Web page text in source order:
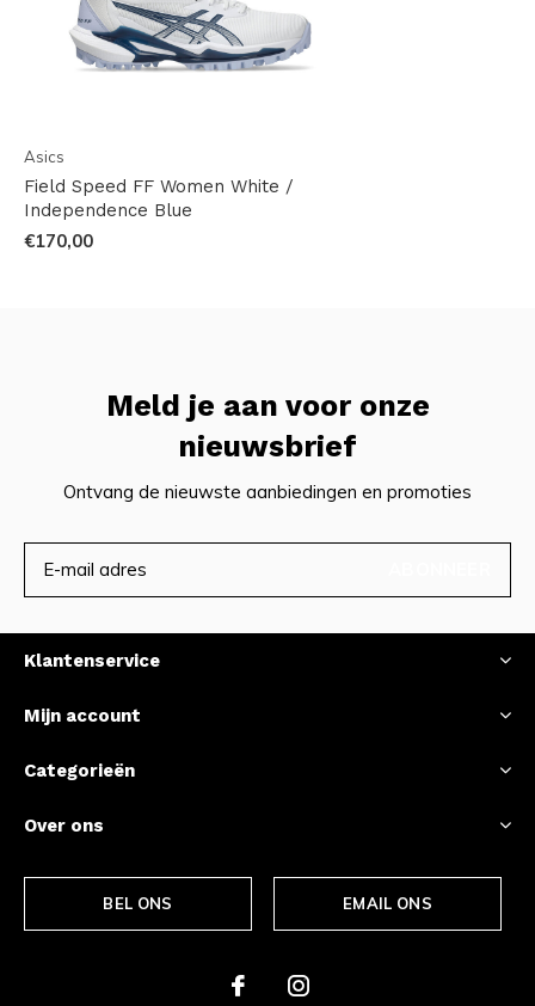
Asics
Field Speed FF Women White /
Independence Blue
€170,00
Meld je aan voor onze
nieuwsbrief
Ontvang de nieuwste aanbiedingen en promoties
Klantenservice
Mijn account
Categorieën
Over ons
BEL ONS EMAIL ONS